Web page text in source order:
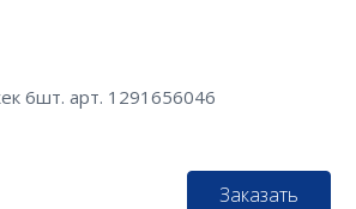
6шт. арт. 1291656046
Заказать